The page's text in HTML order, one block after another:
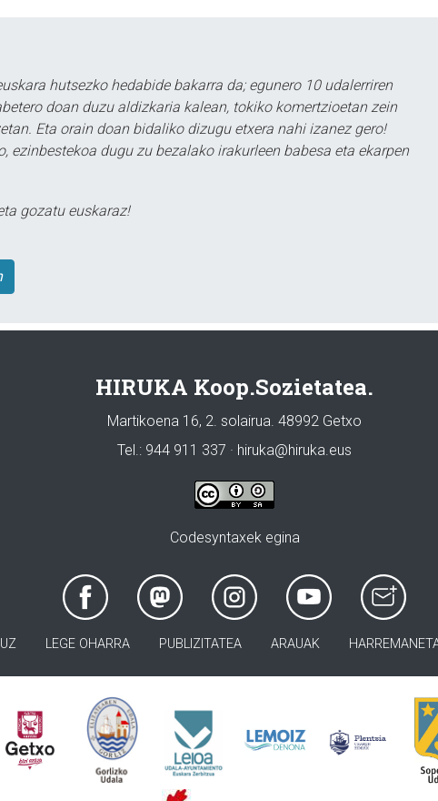
hutsezko hedabide bakarra da; egunero 10 udalerriren
doan duzu aldizkaria kalean, tokiko komertzioetan zein
Eta orain doan bidaliko dizugu etxera nahi izanez gero!
ezinbestekoa dugu zu bezalako irakurleen babesa eta ekarpen
gozatu euskaraz!
HIRUKA Koop.Sozietatea.
Martikoena 16, 2. solairua. 48992 Getxo
Tel.: 944 911 337 · hiruka@hiruka.eus
Codesyntaxek egina
LEGE OHARRA PUBLIZITATEA ARAUAK